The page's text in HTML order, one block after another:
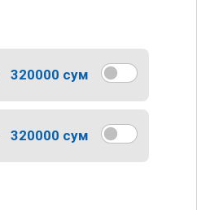
320000 сум
320000 сум